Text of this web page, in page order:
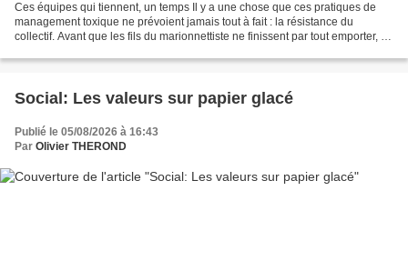
Ces équipes qui tiennent, un temps Il y a une chose que ces pratiques de
management toxique ne prévoient jamais tout à fait : la résistance du
collectif. Avant que les fils du marionnettiste ne finissent par tout emporter, il
Social: Les valeurs sur papier glacé
Publié le 05/08/2026 à 16:43
Par Olivier THEROND